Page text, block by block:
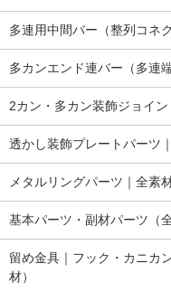
多連用中間バー（整列コネ
多カンエンド連バー（多連
2カン・多カン装飾ジョイ
透かし装飾プレートパーツ
メタルリングパーツ｜全素
基本パーツ・副材パーツ（
留め金具｜フック・カニカ
材）